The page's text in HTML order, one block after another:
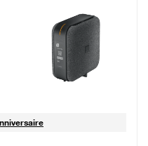
€ par mois, Sans engagement